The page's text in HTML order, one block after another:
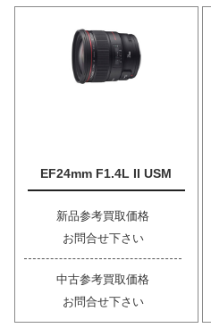
EF24mm F1.4L II USM
新品参考買取価格
お問合せ下さい
中古参考買取価格
お問合せ下さい